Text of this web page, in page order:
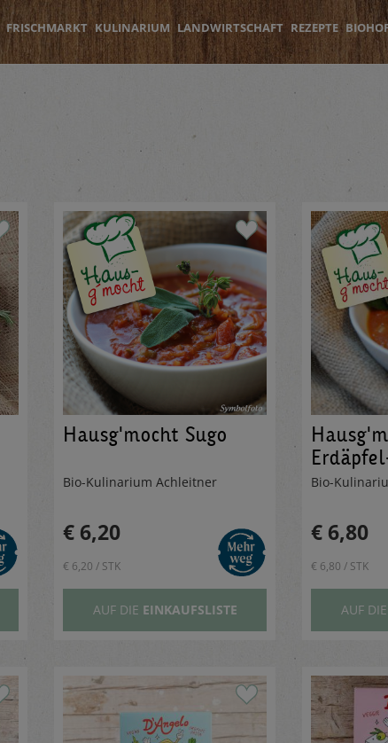
FRISCHMARKT KULINARIUM LANDWIRTSCHAFT REZEPTE
Hausg'mocht Sugo
Bio-Kulinarium Achleitner
€ 6,20
€ 6,20 / STK
AUF DIE EINKAUFSLISTE
Bio-
€ 6,80
€ 6,80 / STK
AUF DIE